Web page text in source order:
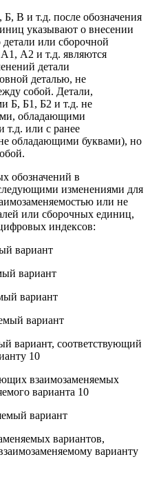
В и т.д. после обозначения
указывают о внесении
или сборочной
А2 и т.д. являются
детали
деталью, не
собой. Детали,
Б, Б1, Б2 и т.д. не
обладающими
или с ранее
обладающими буквами), но
обозначений в
изменениями для
или не
или сборочных единиц,
индексов:
вариант
вариант
вариант
вариант
вариант, соответствующий
10
взаимозаменяемых
варианта 10
вариант
вариантов,
варианту